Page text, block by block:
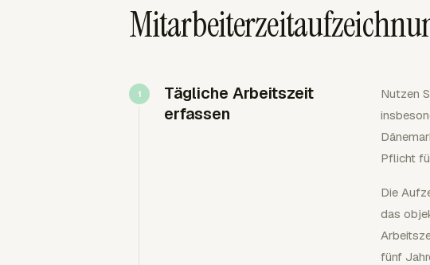
Tägliche Arbeitszeit
erfassen
Nutzen
Pflicht
Die
das
fünf